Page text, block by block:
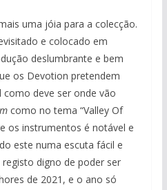
uma jóia para a colecção.
e colocado em
deslumbrante e bem
os Devotion pretendem
deve ser onde vão
como no tema “Valley Of
os instrumentos é notável e
este numa escuta fácil e
digno de poder ser
de 2021, e o ano só